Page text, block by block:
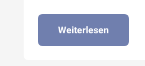
Weiterlesen